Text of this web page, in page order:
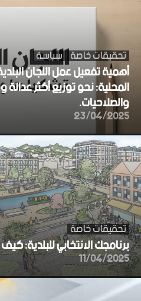
تحقيقات خاصة سياسة
أهمية تفعيل عمل اللجان
المحلية: نحو توزيع أكثر
والصلاحيات.
23/04/2025
تحقيقات خاصة
برنامجك الانتخابي للبلدية:
11/04/2025